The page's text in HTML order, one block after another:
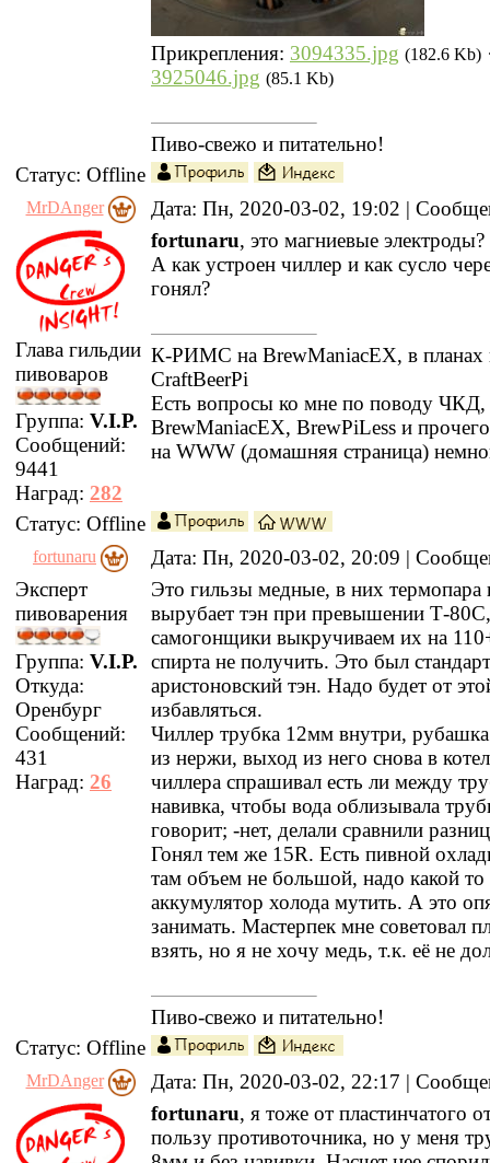
Прикрепления: 3094335.jpg (182.6 Kb)
3925046.jpg (85.1 Kb)
Пиво-свежо и питательно!
Статус: Offline
MrDAnger Дата: Пн, 2020-03-02, 19:02 |
Глава гильдии
пивоваров
Группа: V.I.P.
Сообщений:
9441
Наград: 282
fortunaru, это магниевые
А как устроен чиллер и как сусло
гонял?
К-РИМС на BrewManiacEX, в планах
CraftBeerPi
Есть вопросы ко мне по поводу
BrewManiacEX, BrewPiLess и
на WWW (домашняя страница)
Статус: Offline
fortunaru
Дата: Пн, 2020-03-02, 20:09 |
Эксперт
пивоварения
Группа: V.I.P.
Откуда:
Оренбург
Сообщений:
431
Наград: 26
Это гильзы медные, в них термопара
вырубает тэн при превышении Т-
самогонщики выкручиваем их на
спирта не получить. Это был
аристоновский тэн. Надо будет от
избавляться.
Чиллер трубка 12мм внутри,
из нержи, выход из него снова в
чиллера спрашивал есть ли между
навивка, чтобы вода облизывала
говорит; -нет, делали сравнили
Гонял тем же 15R. Есть пивной
там объем не большой, надо какой то
аккумулятор холода мутить. А это
занимать. Мастерпек мне советовал
взять, но я не хочу медь, т.к. её не
Пиво-свежо и питательно!
Статус: Offline
MrDAnger
Дата: Пн, 2020-03-02, 22:17 |
fortunaru, я тоже от пластинчатого
пользу противоточника, но у меня